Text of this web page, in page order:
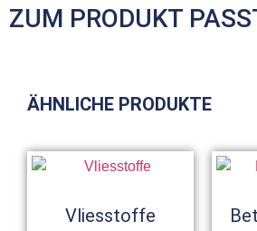
ZUM PRODUKT
ÄHNLICHE PRODUKTE
Vliesstoffe